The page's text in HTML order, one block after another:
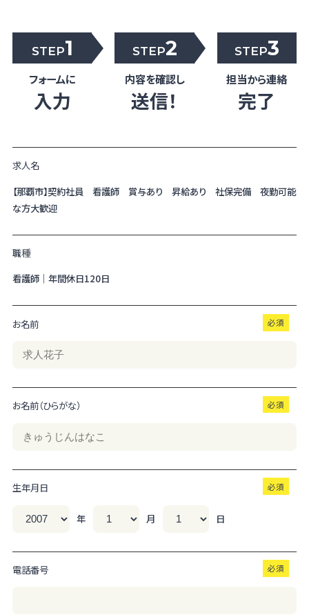
STEP1
フォームに
入力
STEP2
内容を確認し
送信！
STEP3
担当から連絡
完了
求人名
【那覇市】契約社員 看護師 賞与あり 昇給あり 社保完備 夜勤可能
な方大歓迎
職種
看護師｜年間休日120日
お名前
お名前（ひらがな）
生年月日
年 月 日
電話番号